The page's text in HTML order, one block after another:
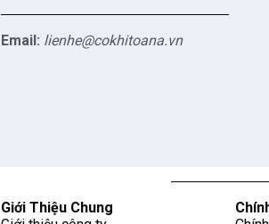
Email: lienhe@cokhitoana.vn
Giới Thiệu Chung